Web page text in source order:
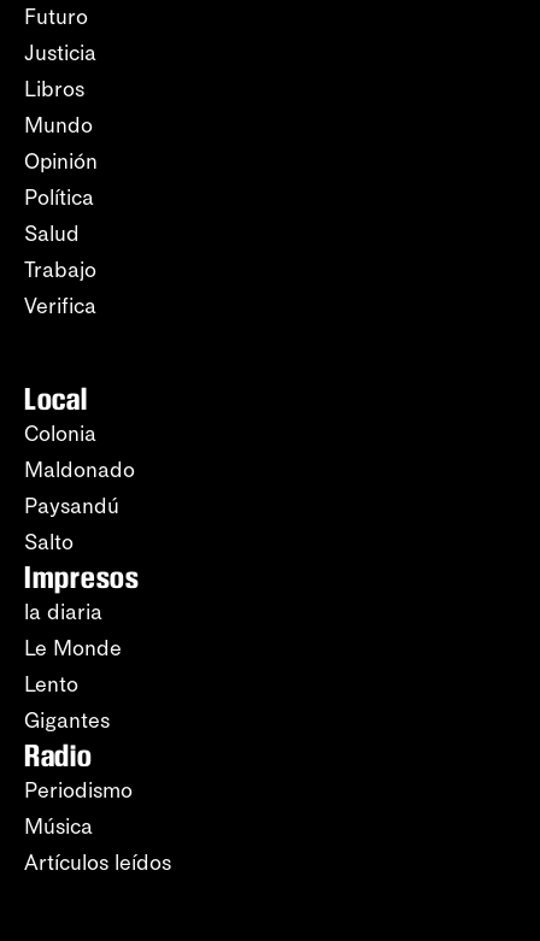
Futuro
Justicia
Libros
Mundo
Opinión
Política
Salud
Trabajo
Verifica
Local
Colonia
Maldonado
Paysandú
Salto
Impresos
la diaria
Le Monde
Lento
Gigantes
Radio
Periodismo
Música
Artículos leídos